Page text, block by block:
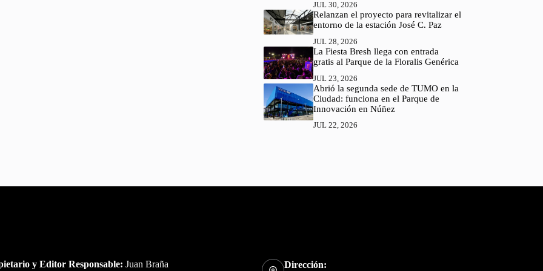
JUL 30, 2026
Relanzan el proyecto para revitalizar el
entorno de la estación José C. Paz
JUL 28, 2026
La Fiesta Bresh llega con entrada
gratis al Parque de la Floralis Genérica
JUL 23, 2026
Abrió la segunda sede de TUMO en la
Ciudad: funciona en el Parque de
Innovación en Núñez
JUL 22, 2026
y Editor Responsable: Juan Braña
Dirección: